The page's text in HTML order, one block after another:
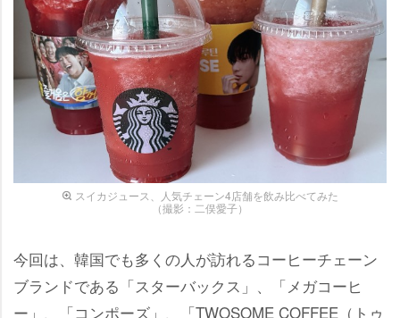
スイカジュース、人気チェーン4店舗を飲み比べてみた
（撮影：二俣愛子）
今回は、韓国でも多くの人が訪れるコーヒーチェーン
ブランドである「スターバックス」、「メガコーヒ
ー」、「コンポーズ」、「TWOSOME COFFEE（トゥ